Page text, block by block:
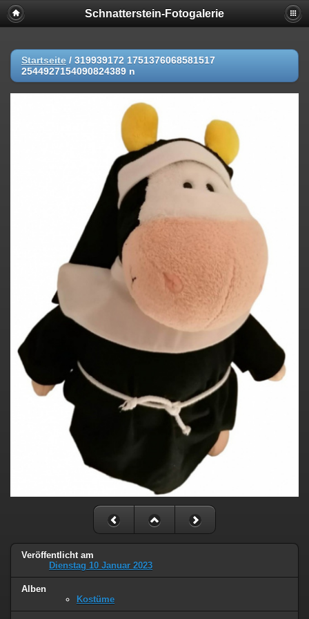
Schnatterstein-Fotogalerie
Startseite / 319939172 1751376068581517
2544927154090824389 n
Veröffentlicht am
Dienstag 10 Januar 2023
Alben
Kostüme